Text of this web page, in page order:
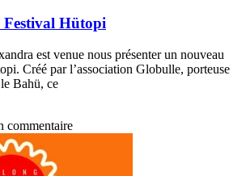
Festival Hütopi
est venue nous présenter un nouveau
Créé par l’association Globulle, porteuse
Bahü, ce
commentaire